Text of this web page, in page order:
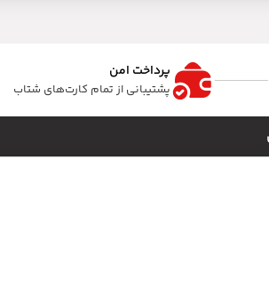
پرداخت امن
پشتیبانی از تمام کارت‌های شتاب